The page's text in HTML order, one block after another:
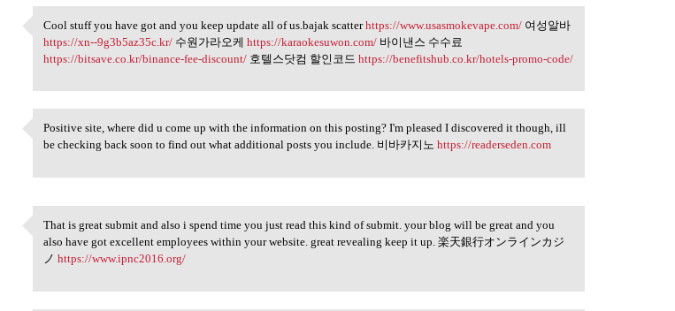
Cool stuff you have got and
Cool stuff you have got and you keep update all of us.bajak scatterhttps://www.usasmokevape.com/ 여성알바
https://xn--9g3b5az35c.kr/ 수원가라오케https://karaokesuwon.com/ 바이낸스 수수료
https://bitsave.co.kr/binance-fee-discount/ 호텔스닷컴 할인코드https://benefitshub.co.kr/hotels-promo-code/
Positive site, where did u
Positive site, where did u come up with the information on this posting? I'm pleased I discovered it though, ill
be checking back soon to find out what additional posts you include. 비바카지노https://readerseden.com
That is great submit and also
That is great submit and also i spend time you just read this kind of submit. your blog will be great and you
also have got excellent employees within your website. great revealing keep it up. 楽天銀行オンラインカジ
ノhttps://www.ipnc2016.org/